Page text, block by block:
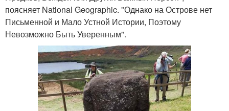
поясняет National Geographic. "Однако на Острове нет
Письменной и Мало Устной Истории, Поэтому
Невозможно Быть Уверенным".